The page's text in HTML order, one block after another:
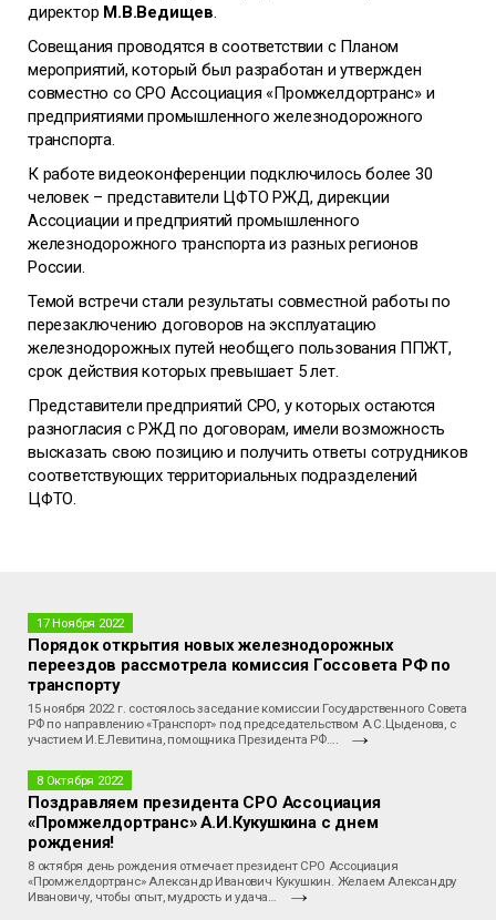
директор М.В.Ведищев.
Совещания проводятся в соответствии с Планом
мероприятий, который был разработан и утвержден
совместно со СРО Ассоциация «Промжелдортранс» и
предприятиями промышленного железнодорожного
транспорта.
К работе видеоконференции подключилось более 30
человек – представители ЦФТО РЖД, дирекции
Ассоциации и предприятий промышленного
железнодорожного транспорта из разных регионов
России.
Темой встречи стали результаты совместной работы по
перезаключению договоров на эксплуатацию
железнодорожных путей необщего пользования ППЖТ,
срок действия которых превышает 5 лет.
Представители предприятий СРО, у которых остаются
разногласия с РЖД по договорам, имели возможность
высказать свою позицию и получить ответы сотрудников
соответствующих территориальных подразделений
ЦФТО.
17 Ноября 2022
Порядок открытия новых железнодорожных
переездов рассмотрела комиссия Госсовета РФ по
транспорту
15 ноября 2022 г. состоялось заседание комиссии Государственного Совета
РФ по направлению «Транспорт» под председательством А.С.Цыденова, с
участием И.Е.Левитина, помощника Президента РФ….
8 Октября 2022
Поздравляем президента СРО Ассоциация
«Промжелдортранс» А.И.Кукушкина с днем
рождения!
8 октября день рождения отмечает президент СРО Ассоциация
«Промжелдортранс» Александр Иванович Кукушкин. Желаем Александру
Ивановичу, чтобы опыт, мудрость и удача…